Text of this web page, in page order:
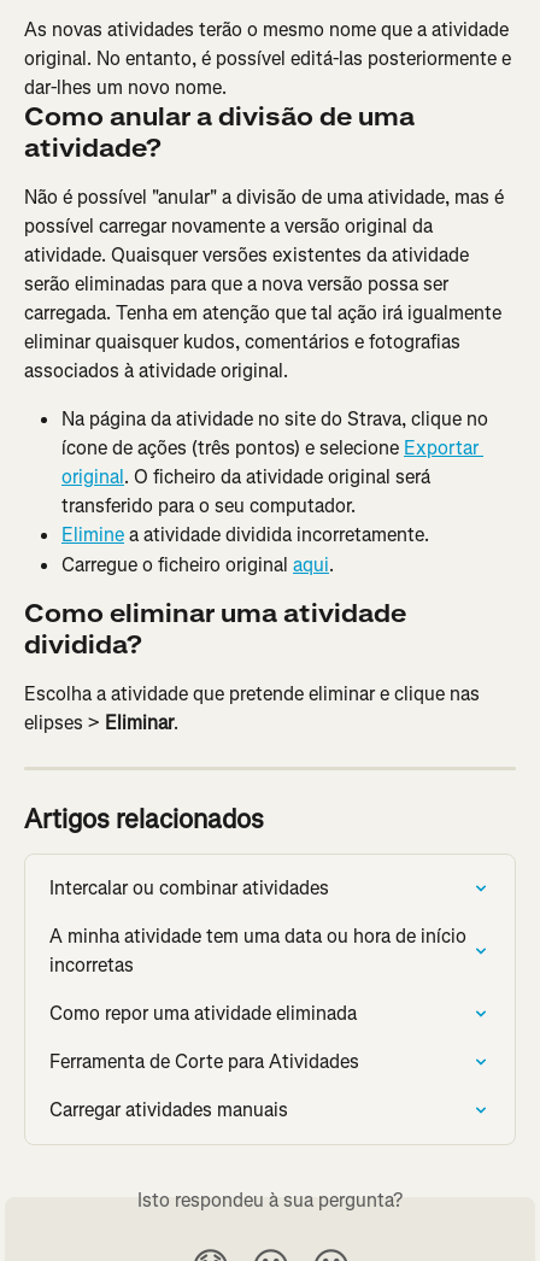
As novas atividades terão o mesmo nome que a atividade
original. No entanto, é possível editá-las posteriormente e
dar-lhes um novo nome.
Como anular a divisão de uma
atividade?
Não é possível "anular" a divisão de uma atividade, mas é
possível carregar novamente a versão original da
atividade. Quaisquer versões existentes da atividade
serão eliminadas para que a nova versão possa ser
carregada. Tenha em atenção que tal ação irá igualmente
eliminar quaisquer kudos, comentários e fotografias
associados à atividade original.
Na página da atividade no site do Strava, clique no
ícone de ações (três pontos) e selecione Exportar
original. O ficheiro da atividade original será
transferido para o seu computador.
Elimine a atividade dividida incorretamente.
Carregue o ficheiro original aqui.
Como eliminar uma atividade
dividida?
Escolha a atividade que pretende eliminar e clique nas
elipses > Eliminar.
Artigos relacionados
Intercalar ou combinar atividades
A minha atividade tem uma data ou hora de início
incorretas
Como repor uma atividade eliminada
Ferramenta de Corte para Atividades
Carregar atividades manuais
Isto respondeu à sua pergunta?